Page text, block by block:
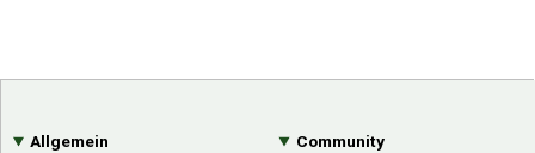
Allgemein Community